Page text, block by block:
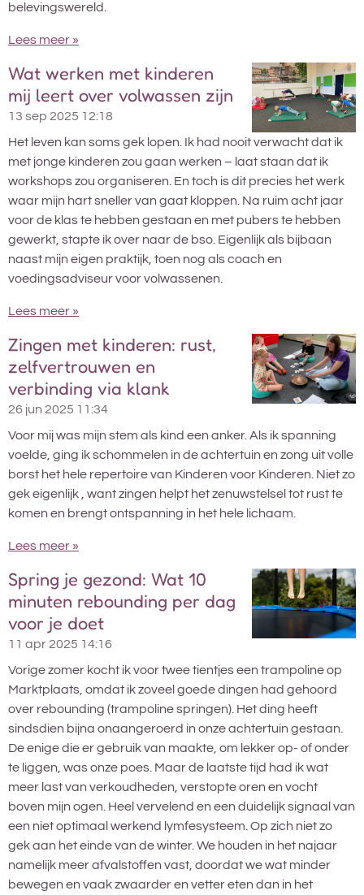
belevingswereld.
Lees meer »
Wat werken met kinderen
mij leert over volwassen zijn
13 sep 2025 12:18
Het leven kan soms gek lopen. Ik had nooit verwacht dat ik
met jonge kinderen zou gaan werken – laat staan dat ik
workshops zou organiseren. En toch is dit precies het werk
waar mijn hart sneller van gaat kloppen. Na ruim acht jaar
voor de klas te hebben gestaan en met pubers te hebben
gewerkt, stapte ik over naar de bso. Eigenlijk als bijbaan
naast mijn eigen praktijk, toen nog als coach en
voedingsadviseur voor volwassenen.
Lees meer »
Zingen met kinderen: rust,
zelfvertrouwen en
verbinding via klank
26 jun 2025 11:34
Voor mij was mijn stem als kind een anker. Als ik spanning
voelde, ging ik schommelen in de achtertuin en zong uit volle
borst het hele repertoire van Kinderen voor Kinderen. Niet zo
gek eigenlijk , want zingen helpt het zenuwstelsel tot rust te
komen en brengt ontspanning in het hele lichaam.
Lees meer »
Spring je gezond: Wat 10
minuten rebounding per dag
voor je doet
11 apr 2025 14:16
Vorige zomer kocht ik voor twee tientjes een trampoline op
Marktplaats, omdat ik zoveel goede dingen had gehoord
over rebounding (trampoline springen). Het ding heeft
sindsdien bijna onaangeroerd in onze achtertuin gestaan.
De enige die er gebruik van maakte, om lekker op- of onder
te liggen, was onze poes. Maar de laatste tijd had ik wat
meer last van verkoudheden, verstopte oren en vocht
boven mijn ogen. Heel vervelend en een duidelijk signaal van
een niet optimaal werkend lymfesysteem. Op zich niet zo
gek aan het einde van de winter. We houden in het najaar
namelijk meer afvalstoffen vast, doordat we wat minder
bewegen en vaak zwaarder en vetter eten dan in het